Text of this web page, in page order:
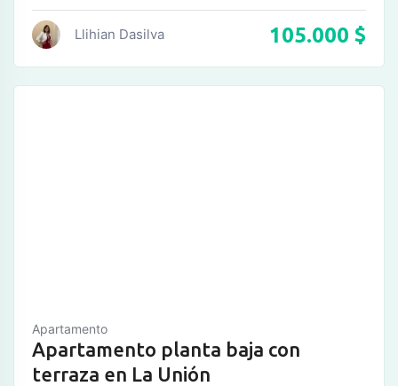
Llihian Dasilva 105.000 $
Apartamento
Apartamento planta baja con
terraza en La Unión